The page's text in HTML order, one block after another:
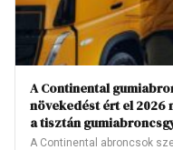
A Continental
növekedést ért el 2026
a tisztán
A Continental abroncsok